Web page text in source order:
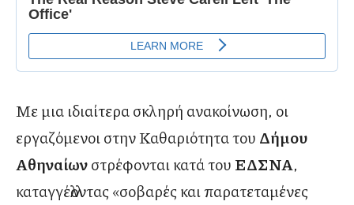
Με μια ιδιαίτερα σκληρή ανακοίνωση, οι
εργαζόμενοι στην Καθαριότητα του Δήμου
Αθηναίωνστρέφονται κατά του ΕΔΣΝΑ,
καταγγέλλοντας «σοβαρές και παρατεταμένες